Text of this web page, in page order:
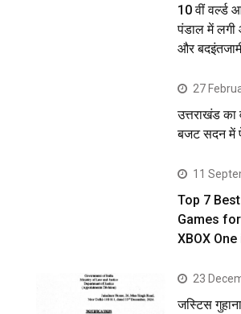
10 वीं वर्ल्ड
पंडाल में
और
27
उत्तराखंड
बजट सदन में
11
Top 7
Games
XBOX
23
जस्टिस